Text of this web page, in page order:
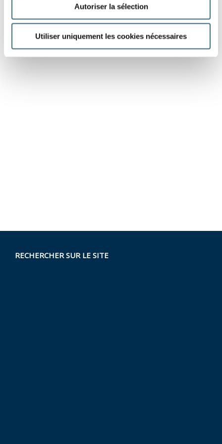
Autoriser la sélection
Utiliser uniquement les cookies nécessaires
RECHERCHER SUR LE SITE